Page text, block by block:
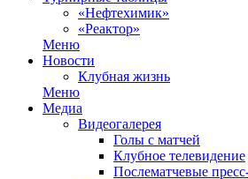
«Нефтехимик»
«Реактор»
Меню
Новости
Клубная жизнь
Меню
Медиа
Видеогалерея
Голы с матчей
Клубное телевидение
Послематчевые